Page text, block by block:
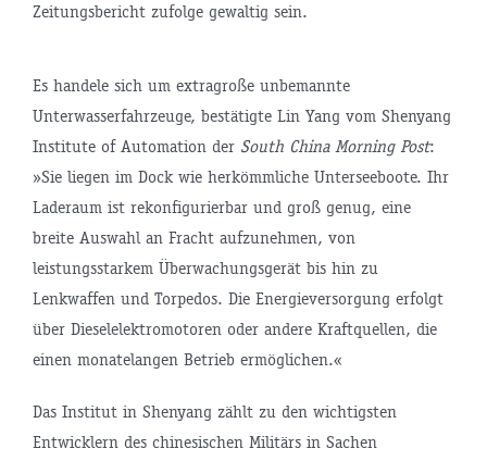
Zeitungsbericht zufolge gewaltig sein.
Es handele sich um extragroße unbemannte
Unterwasserfahrzeuge, bestätigte Lin Yang vom Shenyang
Institute of Automation der South China Morning Post:
»Sie liegen im Dock wie herkömmliche Unterseeboote. Ihr
Laderaum ist rekonfigurierbar und groß genug, eine
breite Auswahl an Fracht aufzunehmen, von
leistungsstarkem Überwachungsgerät bis hin zu
Lenkwaffen und Torpedos. Die Energieversorgung erfolgt
über Dieselelektromotoren oder andere Kraftquellen, die
einen monatelangen Betrieb ermöglichen.«
Das Institut in Shenyang zählt zu den wichtigsten
Entwicklern des chinesischen Militärs in Sachen